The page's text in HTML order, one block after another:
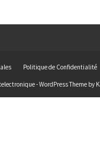
Politique de Confidentialité
- WordPress Theme by